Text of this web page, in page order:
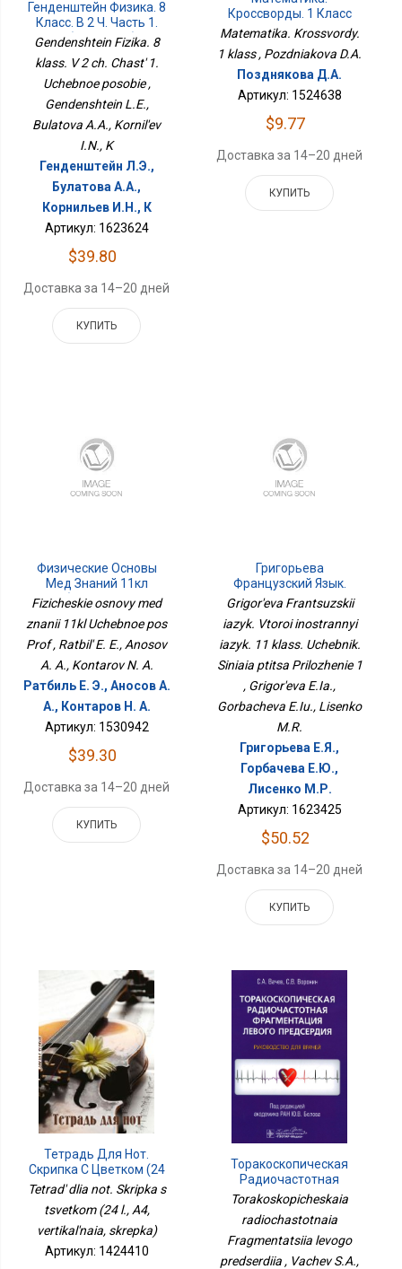
Генденштейн Физика. 8
Класс. В 2 Ч. Часть 1.
Учебное Пособие
Gendenshtein Fizika. 8
klass. V 2 ch. Chast' 1.
Uchebnoe posobie ,
Gendenshtein L.E.,
Bulatova A.A., Kornil'ev
I.N., K
Генденштейн Л.Э.,
Булатова А.А.,
Корнильев И.Н., К
Артикул: 1623624
$39.80
Доставка за 14–20 дней
КУПИТЬ
Кроссворды. 1 Класс
Matematika. Krossvordy.
1 klass , Pozdniakova D.A.
Позднякова Д.А.
Артикул: 1524638
$9.77
Доставка за 14–20 дней
КУПИТЬ
Физические Основы
Мед Знаний 11кл
Учебное Пос Проф
Fizicheskie osnovy med
znanii 11kl Uchebnoe pos
Prof , Ratbil' E. E., Anosov
A. A., Kontarov N. A.
Ратбиль Е. Э., Аносов А.
А., Контаров Н. А.
Артикул: 1530942
$39.30
Доставка за 14–20 дней
КУПИТЬ
Григорьева
Французский Язык.
Второй Иностранный
Язык. 11 Класс. Учебник.
Синяя Птица
Приложение 1
Grigor'eva Frantsuzskii
iazyk. Vtoroi inostrannyi
iazyk. 11 klass. Uchebnik.
Siniaia ptitsa Prilozhenie 1
, Grigor'eva E.Ia.,
Gorbacheva E.Iu., Lisenko
M.R.
Григорьева Е.Я.,
Горбачева Е.Ю.,
Лисенко М.Р.
Артикул: 1623425
$50.52
Доставка за 14–20 дней
КУПИТЬ
Тетрадь Для Нот.
Скрипка С Цветком (24
Л., А4, Вертикальная,
Tetrad' dlia not. Skripka s
tsvetkom (24 l., A4,
vertikal'naia, skrepka)
Артикул: 1424410
Торакоскопическая
Радиочастотная
Фрагментация Левого
Предсердия
Torakoskopicheskaia
radiochastotnaia
Fragmentatsiia levogo
predserdiia , Vachev S.A.,